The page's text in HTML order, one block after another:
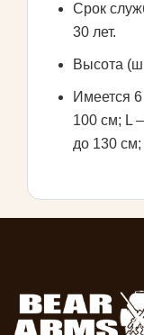
Срок
30 лет.
Высота
Имеется
100 см; L
до 130